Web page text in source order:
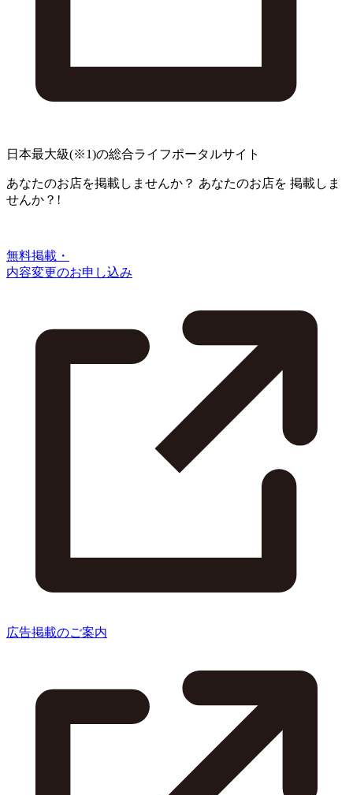
日本最大級(※1)の総合ライフポータルサイト
あなたのお店を掲載しませんか？ あなたのお店を 掲載しま
せんか？!
無料掲載・
内容変更のお申し込み
広告掲載のご案内